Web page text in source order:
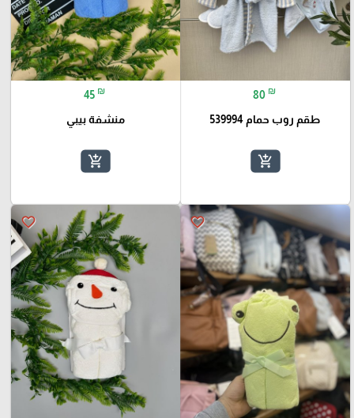
80 ₪
طقم روب حمام 539994
add_shopping_cart
45 ₪
منشفة بيبي
add_shopping_cart
favorite_border
favorite_border